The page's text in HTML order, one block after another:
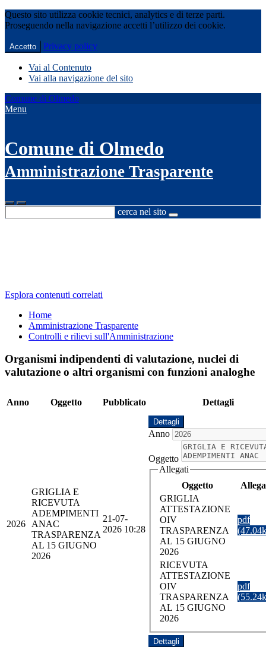
Questo sito utilizza cookie tecnici, analytics e di terze parti.
Proseguendo nella navigazione accetti l’utilizzo dei cookie.
Accetto Privacy policy
Vai al Contenuto
Vai alla navigazione del sito
Comune di Olmedo
Menu
Comune di Olmedo
Amministrazione Trasparente
cerca nel sito
Esplora contenuti correlati
Home
Amministrazione Trasparente
Controlli e rilievi sull'Amministrazione
Organismi indipendenti di valutazione, nuclei di
valutazione o altri organismi con funzioni analoghe
Anno Oggetto Pubblicato Dettagli
2026
GRIGLIA E
RICEVUTA
ADEMPIMENTI
ANAC
TRASPARENZA
AL 15 GIUGNO
2026
21-07-
2026 10:28
Dettagli
Anno
Oggetto
Allegati
Oggetto
GRIGLIA
ATTESTAZIONE
OIV
TRASPARENZA
AL 15 GIUGNO
2026
pdf
RICEVUTA
ATTESTAZIONE
OIV
TRASPARENZA
AL 15 GIUGNO
2026
pdf
Dettagli